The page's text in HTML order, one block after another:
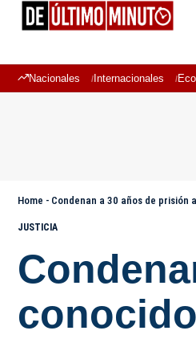
Nacionales Internacionales
Home - Condenan a 30 años de prisión
JUSTICIA